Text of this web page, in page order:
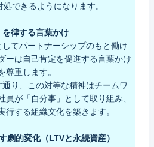
できるようになります。
律する言葉かけ
てパートナーシップのもと働け
ーは自己肯定を促進する言葉かけ
尊重します。
り、この対等な精神はチームワ
員が「自分事」として取り組み、
行する組織文化を築きます。
劇的変化（LTVと永続資産）